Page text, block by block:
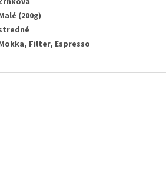
(200g)
Filter, Espresso